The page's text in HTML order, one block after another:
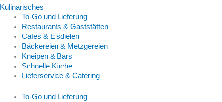
Kulinarisches
To-Go und Lieferung
Restaurants & Gaststätten
Cafés & Eisdielen
Bäckereien & Metzgereien
Kneipen & Bars
Schnelle Küche
Lieferservice & Catering
To-Go und Lieferung